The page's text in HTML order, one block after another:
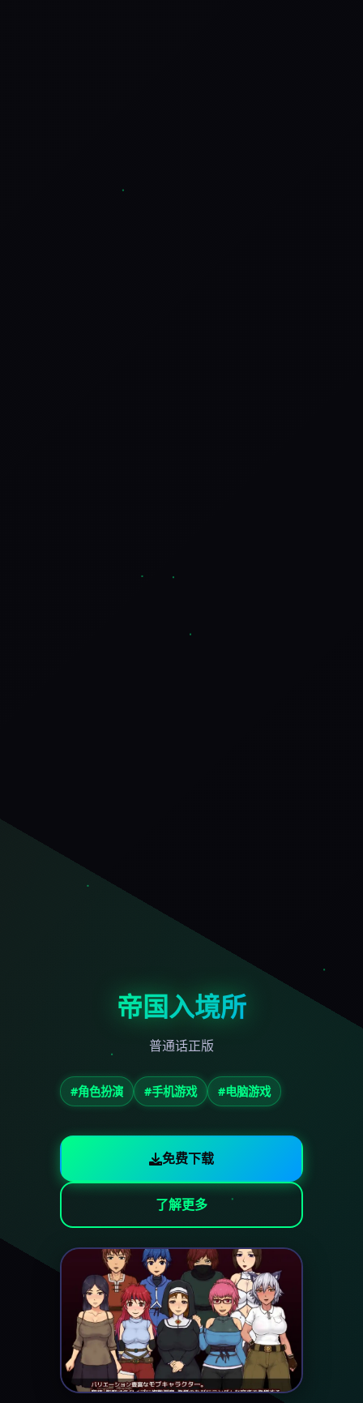
帝国入境所
普通话正版
#角色扮演 #手机游戏 #电脑游戏
免费下载
了解更多